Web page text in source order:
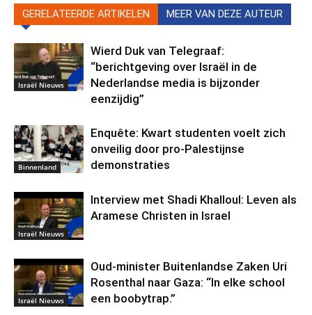
GERELATEERDE ARTIKELEN MEER VAN DEZE AUTEUR
Israël Nieuws
Wierd Duk van Telegraaf:
“berichtgeving over Israël in de
Nederlandse media is bijzonder
eenzijdig”
Binnenland
Enquête: Kwart studenten voelt zich
onveilig door pro-Palestijnse
demonstraties
Israël Nieuws
Interview met Shadi Khalloul: Leven als
Aramese Christen in Israel
Israël Nieuws
Oud-minister Buitenlandse Zaken Uri
Rosenthal naar Gaza: “In elke school
een boobytrap.”